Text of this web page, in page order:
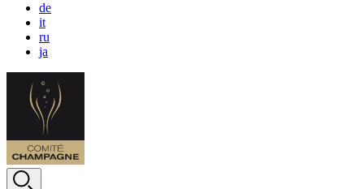
de
it
ru
ja